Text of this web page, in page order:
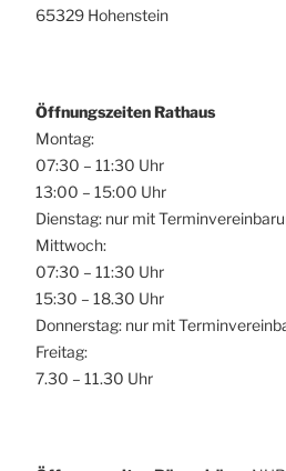
65329 Hohenstein
Öffnungszeiten Rathaus
Montag:
07:30 – 11:30 Uhr
13:00 – 15:00 Uhr
Dienstag: nur mit
Mittwoch:
07:30 – 11:30 Uhr
15:30 – 18.30 Uhr
Donnerstag: nur mit
Freitag:
7.30 – 11.30 Uhr